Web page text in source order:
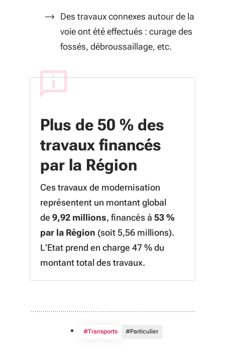
Des travaux connexes autour de la
voie ont été effectués : curage des
fossés, débroussaillage, etc.
Plus de 50 % des
travaux financés
par la Région
Ces travaux de modernisation
représentent un montant global
de 9,92 millions, financés à 53 %
par la Région (soit 5,56 millions).
L’Etat prend en charge 47 % du
montant total des travaux.
#Transports #Particulier